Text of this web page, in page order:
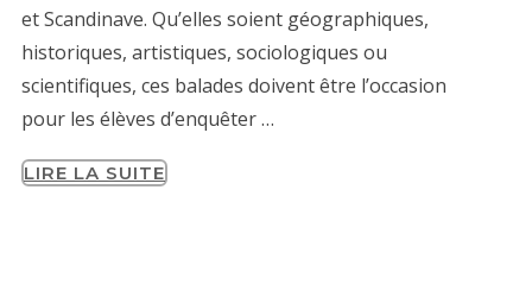
et Scandinave. Qu’elles soient géographiques,
historiques, artistiques, sociologiques ou
scientifiques, ces balades doivent être l’occasion
pour les élèves d’enquêter …
LIRE LA SUITE